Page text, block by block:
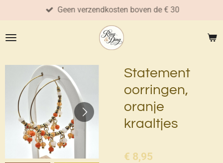
naar
Geen verzendkosten boven de € 30
Statement
oorringen,
oranje
kraaltjes
€ 8,95